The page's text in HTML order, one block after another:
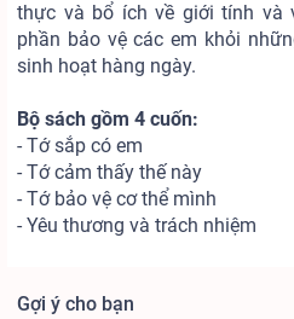
thực và bổ ích về giới tính và
phần bảo vệ các em khỏi
sinh hoạt hàng ngày.
Bộ sách gồm 4 cuốn:
- Tớ sắp có em
- Tớ cảm thấy thế này
- Tớ bảo vệ cơ thể mình
- Yêu thương và trách nhiệm
Gợi ý cho bạn